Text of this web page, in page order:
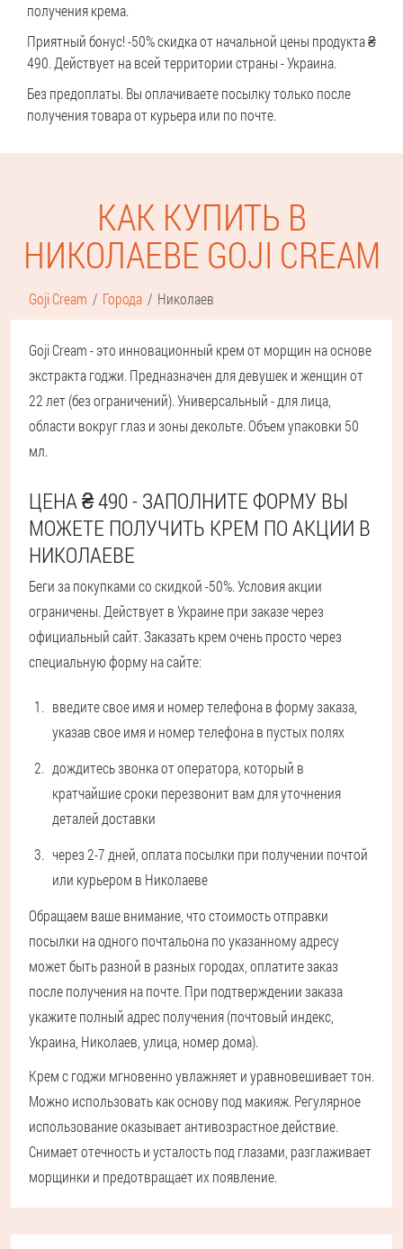
получения крема.
Приятный бонус! -50% скидка от начальной цены продукта ₴
490. Действует на всей территории страны - Украина.
Без предоплаты. Вы оплачиваете посылку только после
получения товара от курьера или по почте.
КАК КУПИТЬ В
НИКОЛАЕВЕ GOJI CREAM
Goji Cream Города Николаев
Goji Cream - это инновационный крем от морщин на основе
экстракта годжи. Предназначен для девушек и женщин от
22 лет (без ограничений). Универсальный - для лица,
области вокруг глаз и зоны декольте. Объем упаковки 50
мл.
ЦЕНА ₴ 490 - ЗАПОЛНИТЕ ФОРМУ ВЫ
МОЖЕТЕ ПОЛУЧИТЬ КРЕМ ПО АКЦИИ В
НИКОЛАЕВЕ
Беги за покупками со скидкой -50%. Условия акции
ограничены. Действует в Украине при заказе через
официальный сайт. Заказать крем очень просто через
специальную форму на сайте:
введите свое имя и номер телефона в форму заказа,
указав свое имя и номер телефона в пустых полях
дождитесь звонка от оператора, который в
кратчайшие сроки перезвонит вам для уточнения
деталей доставки
через 2-7 дней, оплата посылки при получении почтой
или курьером в Николаеве
Обращаем ваше внимание, что стоимость отправки
посылки на одного почтальона по указанному адресу
может быть разной в разных городах, оплатите заказ
после получения на почте. При подтверждении заказа
укажите полный адрес получения (почтовый индекс,
Украина, Николаев, улица, номер дома).
Крем с годжи мгновенно увлажняет и уравновешивает тон.
Можно использовать как основу под макияж. Регулярное
использование оказывает антивозрастное действие.
Снимает отечность и усталость под глазами, разглаживает
морщинки и предотвращает их появление.